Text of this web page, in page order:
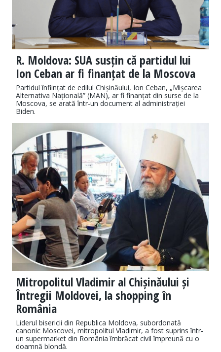
R. Moldova: SUA susțin că partidul lui
Ion Ceban ar fi finanțat de la Moscova
Partidul înființat de edilul Chișinăului, Ion Ceban, „Mișcarea
Alternativa Națională” (MAN), ar fi finanțat din surse de la
Moscova, se arată într-un document al administrației
Biden.
Mitropolitul Vladimir al Chișinăului și
Întregii Moldovei, la shopping în
România
Liderul bisericii din Republica Moldova, subordonată
canonic Moscovei, mitropolitul Vladimir, a fost suprins într-
un supermarket din România îmbrăcat civil împreună cu o
doamnă blondă.